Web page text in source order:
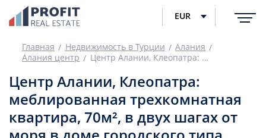
EUR
Главная Недвижимость в Турции
Алания
Алания центр
Центр Алании, Клеопатра: меблированная трехкомнатная квартира, 70м², в двух шагах от моря в доме городского типа
Центр Алании, Клеопатра:
меблированная трехкомнатная
квартира, 70м², в двух шагах от